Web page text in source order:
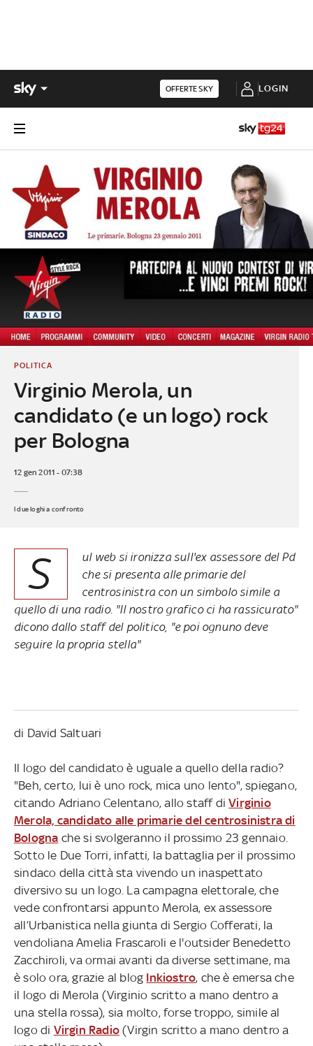
OFFERTE SKY LOGIN
Virginio Merola, un
candidato (e un logo) rock
per Bologna
POLITICA
12 gen 2011 - 07:38
I due loghi a confronto
S
ul web si ironizza sull'ex assessore del Pd
che si presenta alle primarie del
centrosinistra con un simbolo simile a
quello di una radio. "Il nostro grafico ci ha rassicurato"
dicono dallo staff del politico, "e poi ognuno deve
seguire la propria stella"
di David Saltuari
Il logo del candidato è uguale a quello della radio?
"Beh, certo, lui è uno rock, mica uno lento", spiegano,
citando Adriano Celentano, allo staff diVirginio
Merola, candidato alle primarie del centrosinistra di
Bologna che si svolgeranno il prossimo 23 gennaio.
Sotto le Due Torri, infatti, la battaglia per il prossimo
sindaco della città sta vivendo un inaspettato
diversivo su un logo. La campagna elettorale, che
vede confrontarsi appunto Merola, ex assessore
all’Urbanistica nella giunta di Sergio Cofferati, la
vendoliana Amelia Frascaroli e l'outsider Benedetto
Zacchiroli, va ormai avanti da diverse settimane, ma
è solo ora, grazie al blog Inkiostro, che è emersa che
il logo di Merola (Virginio scritto a mano dentro a
una stella rossa), sia molto, forse troppo, simile al
logo di Virgin Radio (Virgin scritto a mano dentro a